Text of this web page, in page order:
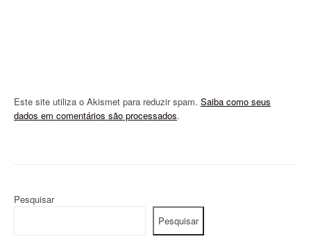
Este site utiliza o Akismet para reduzir spam. Saiba como seus
dados em comentários são processados.
Pesquisar
Pesquisar